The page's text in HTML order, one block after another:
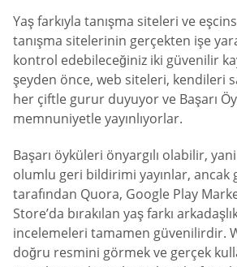
Yaş farkıyla tanışma siteleri ve
tanışma sitelerinin gerçekten işe
kontrol edebileceğiniz iki güvenilir
şeyden önce, web siteleri, kendileri
her çiftle gurur duyuyor ve Başarı
memnuniyetle yayınlıyorlar.
Başarı öyküleri önyargılı olabilir,
olumlu geri bildirimi yayınlar,
tarafından Quora, Google Play
Store’da bırakılan yaş farkı
incelemeleri tamamen güvenilirdir.
doğru resmini görmek ve gerçek